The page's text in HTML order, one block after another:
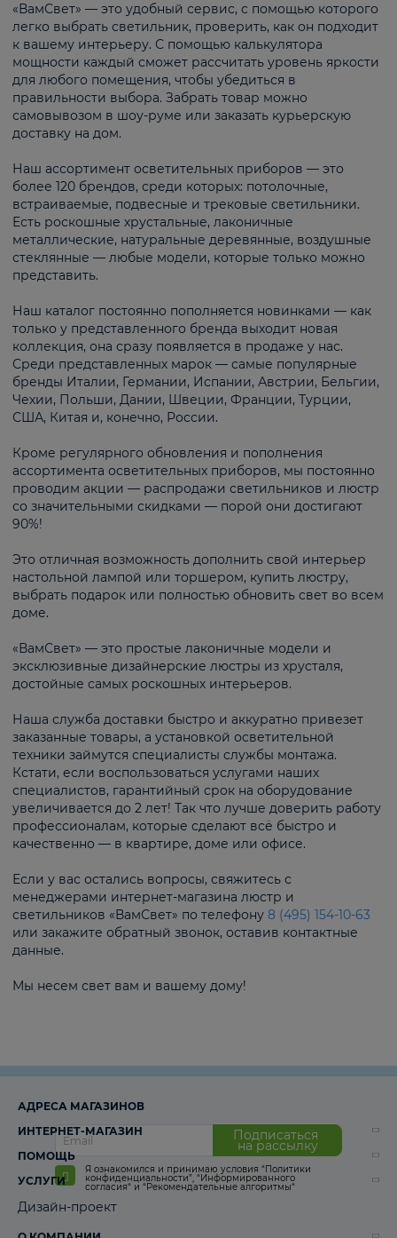
«ВамСвет» — это удобный сервис, с помощью которого
легко выбрать светильник, проверить, как он подходит
к вашему интерьеру. С помощью калькулятора
мощности каждый сможет рассчитать уровень яркости
для любого помещения, чтобы убедиться в
правильности выбора. Забрать товар можно
самовывозом в шоу-руме или заказать курьерскую
доставку на дом.
Наш ассортимент осветительных приборов — это
более 120 брендов, среди которых: потолочные,
встраиваемые, подвесные и трековые светильники.
Есть роскошные хрустальные, лаконичные
металлические, натуральные деревянные, воздушные
стеклянные — любые модели, которые только можно
представить.
Наш каталог постоянно пополняется новинками — как
только у представленного бренда выходит новая
коллекция, она сразу появляется в продаже у нас.
Среди представленных марок — самые популярные
бренды Италии, Германии, Испании, Австрии, Бельгии,
Чехии, Польши, Дании, Швеции, Франции, Турции,
США, Китая и, конечно, России.
Кроме регулярного обновления и пополнения
ассортимента осветительных приборов, мы постоянно
проводим акции — распродажи светильников и люстр
со значительными скидками — порой они достигают
90%!
Это отличная возможность дополнить свой интерьер
настольной лампой или торшером, купить люстру,
выбрать подарок или полностью обновить свет во всем
доме.
«ВамСвет» — это простые лаконичные модели и
эксклюзивные дизайнерские люстры из хрусталя,
достойные самых роскошных интерьеров.
Наша служба доставки быстро и аккуратно привезет
заказанные товары, а установкой осветительной
техники займутся специалисты службы монтажа.
Кстати, если воспользоваться услугами наших
специалистов, гарантийный срок на оборудование
увеличивается до 2 лет! Так что лучше доверить работу
профессионалам, которые сделают всё быстро и
качественно — в квартире, доме или офисе.
Если у вас остались вопросы, свяжитесь с
менеджерами интернет-магазина люстр и
светильников «ВамСвет» по телефону 8 (495) 154-10-63
или закажите обратный звонок, оставив контактные
данные.
Мы несем свет вам и вашему дому!
Подписаться
на рассылку
Я ознакомился и принимаю условия “Политики
конфиденциальности”, “Информированного
согласия“ и “Рекомендательные алгоритмы“
АДРЕСА МАГАЗИНОВ
ИНТЕРНЕТ-МАГАЗИН
ПОМОЩЬ
УСЛУГИ
Дизайн-проект